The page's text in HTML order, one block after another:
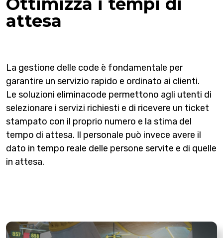
attesa
La gestione delle code è fondamentale per
garantire un servizio rapido e ordinato ai clienti.
Le soluzioni eliminacode permettono agli utenti di
selezionare i servizi richiesti e di ricevere un ticket
stampato con il proprio numero e la stima del
tempo di attesa. Il personale può invece avere il
dato in tempo reale delle persone servite e di quelle
in attesa.